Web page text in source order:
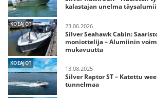
kalastajan unelma
KOEAJOT 23.06.2026
Silver Seahawk Cabin:
moniottelija – Alumiinin
mukavuutta
KOEAJOT
13.08.2025
Silver Raptor ST – Katettu
tunnelmaa